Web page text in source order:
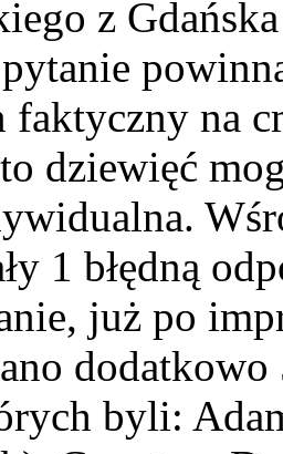
z
faktyczny na
dziewięć
1 błędną
już po
byli: